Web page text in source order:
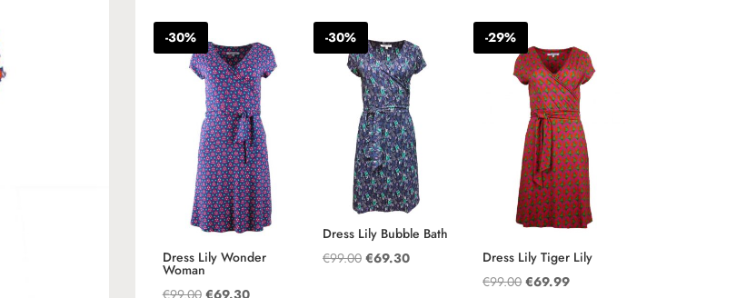
-30%
Dress Lily Wonder
Woman
€99.00 Oorspronkelijke
€69.30Huidige
-30%
Dress Lily Bubble Bath
€99.00 Oorspronkelijke
€69.30Huidige
-29%
Dress Lily Tiger Lily
€99.00Oorspronkelijke
€69.99Huidige